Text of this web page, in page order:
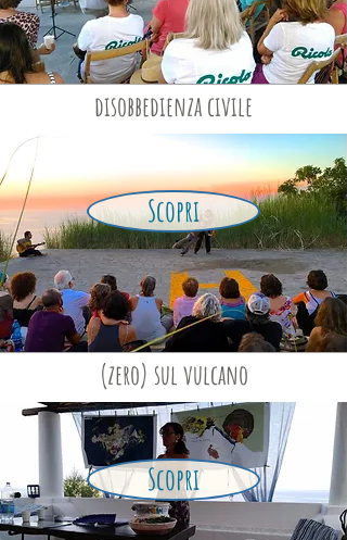
Scopri
Scopri
disobbedienza civile
(zero) sul vulcano